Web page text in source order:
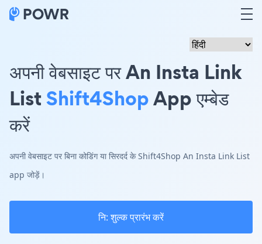
अपनी वेबसाइट पर An Insta Link
ListShift4ShopApp एम्बेड
करें
अपनी वेबसाइट पर बिना कोडिंग या सिरदर्द के Shift4Shop An Insta Link List
app जोड़ें।
नि: शुल्क प्रारंभ करें